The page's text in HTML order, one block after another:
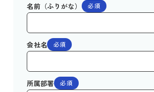
名前（ふりがな） 必須
会社名 必須
所属部署 必須